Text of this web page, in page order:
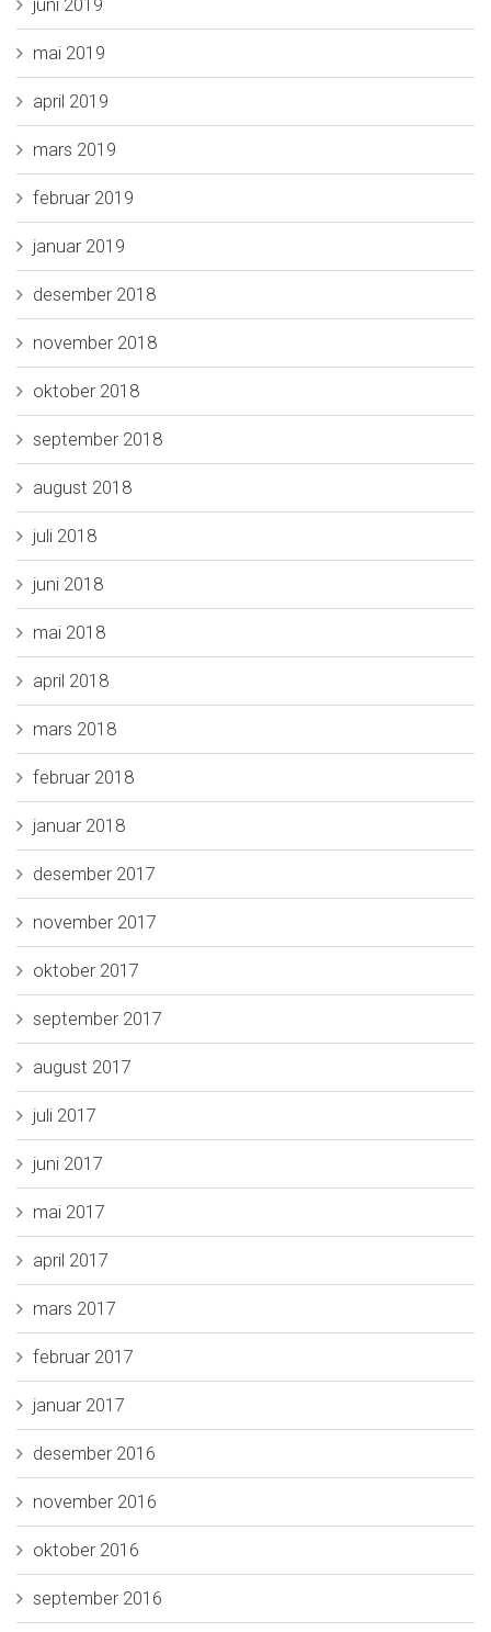
juni 2019
mai 2019
april 2019
mars 2019
februar 2019
januar 2019
desember 2018
november 2018
oktober 2018
september 2018
august 2018
juli 2018
juni 2018
mai 2018
april 2018
mars 2018
februar 2018
januar 2018
desember 2017
november 2017
oktober 2017
september 2017
august 2017
juli 2017
juni 2017
mai 2017
april 2017
mars 2017
februar 2017
januar 2017
desember 2016
november 2016
oktober 2016
september 2016